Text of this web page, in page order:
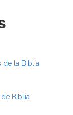
de la Biblia
Biblia